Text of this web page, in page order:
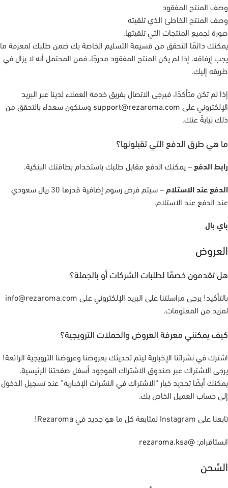
وصف المنتج المفقود
وصف المنتج الخاطئ الذي تلقيته
صورة لجميع المنتجات التي تلقيتها.
يمكنك دائمًا التحقق من قسيمة التسليم الخاصة بك ضمن طلبك لمعرفة ما
يجب إرفاقه. إذا لم يكن المنتج المفقود مدرجًا، فمن المحتمل أنه لا يزال في
طريقه إليك.
إذا لم تكن متأكدًا، فيرجى الاتصال بفريق خدمة العملاء لدينا عبر البريد
الإلكتروني على support@rezaroma.com وسنكون سعداء بالتحقق من
ذلك نيابةً عنك.
ما هي طرق الدفع التي تقبلونها؟
رابط الدفع – يمكنك الدفع مقابل طلبك باستخدام بطاقتك البنكية.
الدفع عند الاستلام
– سيتم فرض رسوم إضافية قدرها 30 ريال سعودي
عند الدفع عند الاستلام.
باي بال
العروض
هل تقدمون خصمًا لطلبات الشركات أو بالجملة؟
بالتأكيد! يرجى مراسلتنا على البريد الإلكتروني على info@rezaroma.com
لمزيد من المعلومات.
كيف يمكنني معرفة العروض والحملات الترويجية؟
اشترك في نشراتنا الإخبارية ليتم تحديثك بعروضنا وعروضنا الترويجية الرائعة!
يرجى الاشتراك عبر صندوق الاشتراك الموجود أسفل صفحتنا الرئيسية.
يمكنك أيضًا تحديد خيار “الاشتراك في النشرات الإخبارية” عند تسجيل الدخول
إلى حساب العميل الخاص بك.
تابعنا على Instagram لمتابعة كل ما هو جديد في Rezaroma!
انستاقرام: @rezaroma.ksa
الشحن